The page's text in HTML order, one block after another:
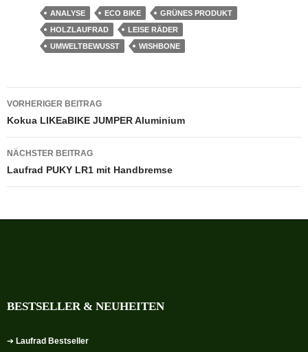
ANALYSE ECO BIKE
GRÜNES PRODUKT
HOLZLAUFRAD
LEISE RÄDER
UMWELTBEWUSST
WISHBONE
Beitragsnavigation
VORHERIGER BEITRAG
Kokua LIKEaBIKE JUMPER Aluminium
NÄCHSTER BEITRAG
Laufrad PUKY LR1 mit Handbremse
BESTSELLER & NEUHEITEN
➔ Laufrad Bestseller